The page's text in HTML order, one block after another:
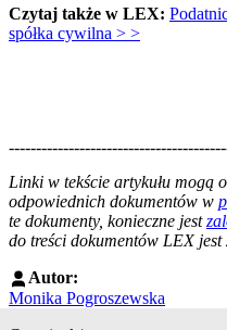
Czytaj także w LEX:
spółka cywilna > >
Linki w tekście artykułu mogą
odpowiednich dokumentów w
te dokumenty, konieczne jest
do treści dokumentów LEX
Autor:
Monika Pogroszewska